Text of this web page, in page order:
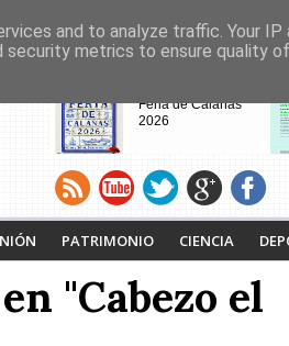
Feria de Calañas
2026
VIII Feria de
Calañas
PATRIMONIO CIENCIA
"Cabezo el
and to analyze traffic. Your IP
metrics to ensure quality